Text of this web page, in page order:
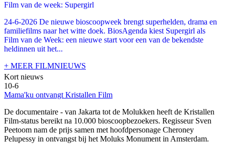
Film van de week: Supergirl
24-6-2026 De nieuwe bioscoopweek brengt superhelden, drama en
familiefilms naar het witte doek. BiosAgenda kiest Supergirl als
Film van de Week: een nieuwe start voor een van de bekendste
heldinnen uit het...
+ MEER FILMNIEUWS
Kort nieuws
10-6
Mama'ku ontvangt Kristallen Film
De documentaire - van Jakarta tot de Molukken heeft de Kristallen
Film-status bereikt na 10.000 bioscoopbezoekers. Regisseur Sven
Peetoom nam de prijs samen met hoofdpersonage Cheroney
Pelupessy in ontvangst bij het Moluks Monument in Amsterdam.